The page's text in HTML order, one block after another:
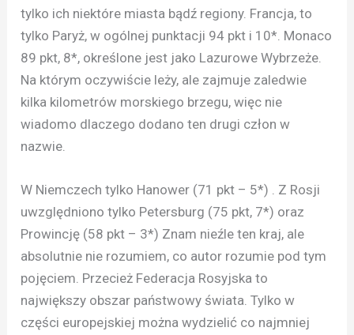
tylko ich niektóre miasta bądź regiony. Francja, to
tylko Paryż, w ogólnej punktacji 94 pkt i 10*. Monaco
89 pkt, 8*, określone jest jako Lazurowe Wybrzeże.
Na którym oczywiście leży, ale zajmuje zaledwie
kilka kilometrów morskiego brzegu, więc nie
wiadomo dlaczego dodano ten drugi człon w
nazwie.
W Niemczech tylko Hanower (71 pkt – 5*) . Z Rosji
uwzględniono tylko Petersburg (75 pkt, 7*) oraz
Prowincję (58 pkt – 3*) Znam nieźle ten kraj, ale
absolutnie nie rozumiem, co autor rozumie pod tym
pojęciem. Przecież Federacja Rosyjska to
największy obszar państwowy świata. Tylko w
części europejskiej można wydzielić co najmniej